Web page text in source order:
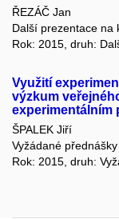
ŘEZÁČ Jan
Další prezentace na
Rok: 2015, druh:
Využití
výzkum
experimentálním
ŠPALEK Jiří
Vyžádané přednášky
Rok: 2015, druh: